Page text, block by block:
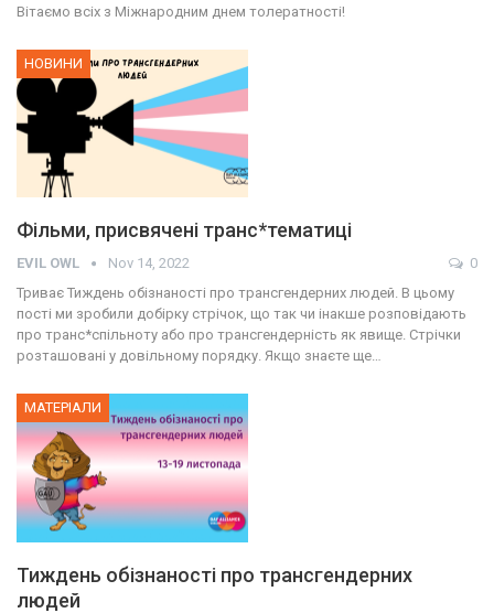
Вітаємо всіх з Міжнародним днем толератності!
НОВИНИ
Фільми, присвячені транс*тематиці
EVIL OWL Nov 14, 2022
0
Триває Тиждень обізнаності про трансгендерних людей. В цьому
пості ми зробили добірку стрічок, що так чи інакше розповідають
про транс*спільноту або про трансгендерність як явище. Стрічки
розташовані у довільному порядку. Якщо знаєте ще…
МАТЕРІАЛИ
Тиждень обізнаності про трансгендерних
людей